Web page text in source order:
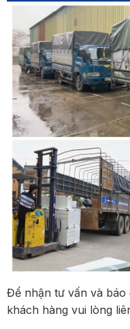
Để nhận tư vấn và báo
khách hàng vui lòng